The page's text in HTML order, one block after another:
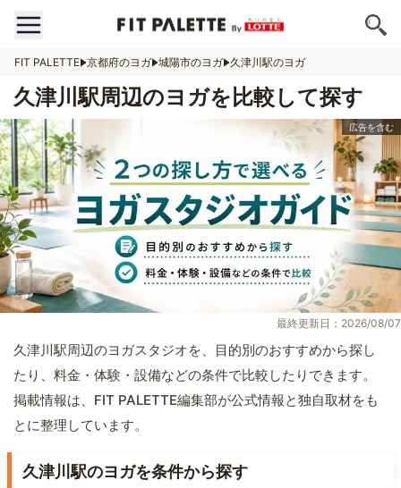
FIT PALETTE 京都府のヨガ 城陽市のヨガ 久津川駅のヨガ
久津川駅周辺のヨガを比較して探す
最終更新日：2026/08/07
久津川駅周辺のヨガスタジオを、目的別のおすすめから探し
たり、料金・体験・設備などの条件で比較したりできます。
掲載情報は、FIT PALETTE編集部が公式情報と独自取材をも
とに整理しています。
久津川駅のヨガを条件から探す